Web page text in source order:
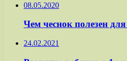
08.05.2020
Чем чеснок полезен
24.02.2021